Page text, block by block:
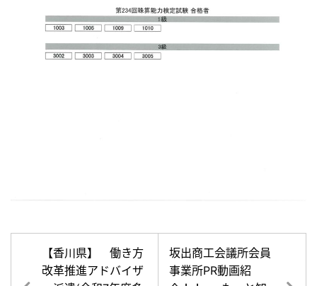
【香川県】 働き方
改革推進アドバイザ
坂出商工会議所会員
事業所PR動画紹